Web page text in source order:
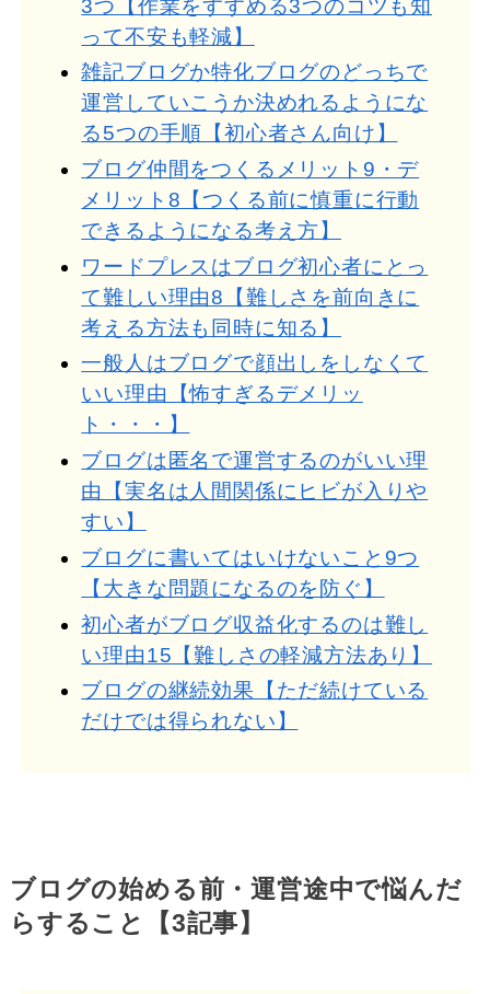
3つ【作業をすすめる3つのコツも知
って不安も軽減】
雑記ブログか特化ブログのどっちで
運営していこうか決めれるようにな
る5つの手順【初心者さん向け】
ブログ仲間をつくるメリット9・デ
メリット8【つくる前に慎重に行動
できるようになる考え方】
ワードプレスはブログ初心者にとっ
て難しい理由8【難しさを前向きに
考える方法も同時に知る】
一般人はブログで顔出しをしなくて
いい理由【怖すぎるデメリッ
ト・・・】
ブログは匿名で運営するのがいい理
由【実名は人間関係にヒビが入りや
すい】
ブログに書いてはいけないこと9つ
【大きな問題になるのを防ぐ】
初心者がブログ収益化するのは難し
い理由15【難しさの軽減方法あり】
ブログの継続効果【ただ続けている
だけでは得られない】
ブログの始める前・運営途中で悩んだ
らすること【3記事】